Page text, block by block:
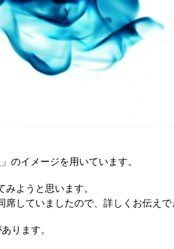
のイメージを用いています。
ようと思います。
していましたので、詳しくお伝えで
ります。